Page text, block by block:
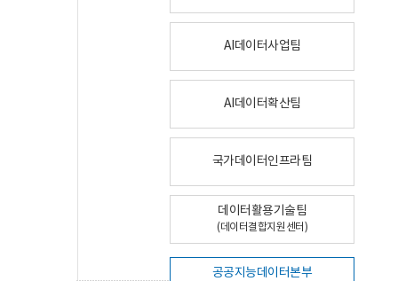
AI데이터사업팀
AI데이터확산팀
국가데이터인프라팀
데이터활용기술팀
(데이터결합지원센터)
공공지능데이터본부